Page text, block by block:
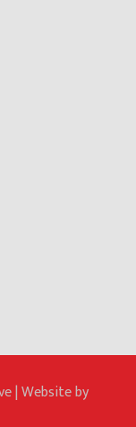
| Website by